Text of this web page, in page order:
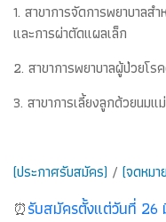
1. สาขาการจัดการพยาบาล
และการผ่าตัดแผลเล็ก
2. สาขาการพยาบาลผู้ป่วยโ
3. สาขาการเลี้ยงลูกด้วยนมแม่
(ประกาศรับสมัคร) / (จดหมา
⏰รับสมัครตั้งแต่วันที่ 26